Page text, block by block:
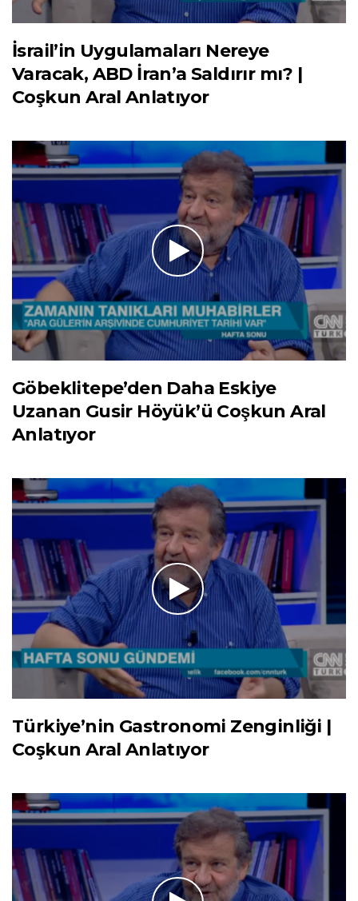
İsrail’in Uygulamaları Nereye
Varacak, ABD İran’a Saldırır mı? |
Coşkun Aral Anlatıyor
Göbeklitepe’den Daha Eskiye
Uzanan Gusir Höyük’ü Coşkun Aral
Anlatıyor
Türkiye’nin Gastronomi Zenginliği |
Coşkun Aral Anlatıyor